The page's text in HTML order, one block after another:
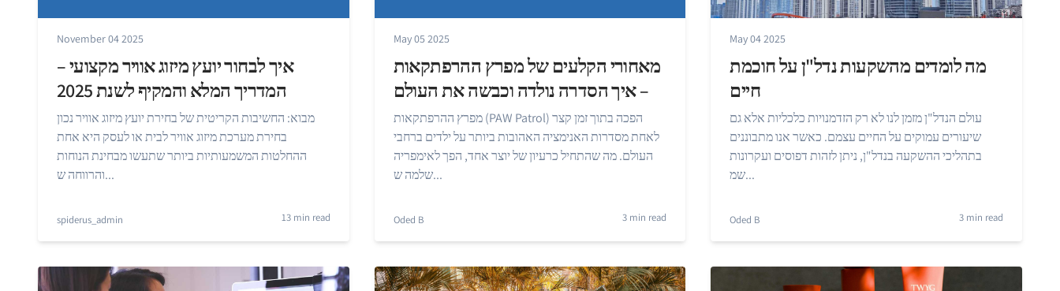
November 04 2025
איך לבחור יועץ מיזוג אוויר מקצועי –
המדריך המלא והמקיף לשנת 2025
מבוא: החשיבות הקריטית של בחירת יועץ מיזוג אוויר נכון
בחירת מערכת מיזוג אוויר לבית או לעסק היא אחת
ההחלטות המשמעותיות ביותר שתעשו מבחינת הנוחות
והרווחה ש...
spiderus_admin 13 min read
May 05 2025
מאחורי הקלעים של מפרץ ההרפתקאות
– איך הסדרה נולדה וכבשה את העולם
מפרץ ההרפתקאות (PAW Patrol) הפכה בתוך זמן קצר
לאחת מסדרות האנימציה האהובות ביותר על ילדים ברחבי
העולם. מה שהתחיל כרעיון של יוצר אחד, הפך לאימפריה
שלמה ש...
Oded B 3 min read
May 04 2025
מה לומדים מהשקעות נדל"ן על חוכמת
חיים
עולם הנדל"ן מזמן לנו לא רק הזדמנויות כלכליות אלא גם
שיעורים עמוקים על החיים עצמם. כאשר אנו מתבוננים
בתהליכי ההשקעה בנדל"ן, ניתן לזהות דפוסים ועקרונות
שמ...
Oded B 3 min read